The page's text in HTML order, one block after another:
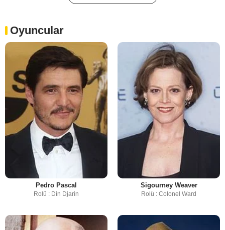
Oyuncular
Pedro Pascal
Rolü : Din Djarin
Sigourney Weaver
Rolü : Colonel Ward